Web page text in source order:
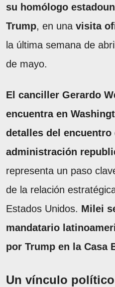
su homólogo
Trump, en una visita
la última semana de
de mayo.
El canciller Gerardo
encuentra en
detalles del encuentro
administración
representa un paso
de la relación
Estados Unidos. Milei
mandatario
por Trump en la Casa
Un vínculo